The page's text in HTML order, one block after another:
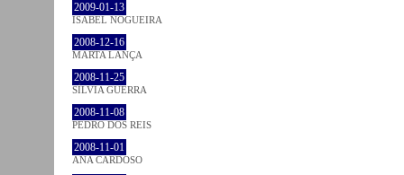
2009-01-13
ISABEL NOGUEIRA
2008-12-16
MARTA LANÇA
2008-11-25
SÍLVIA GUERRA
2008-11-08
PEDRO DOS REIS
2008-11-01
ANA CARDOSO